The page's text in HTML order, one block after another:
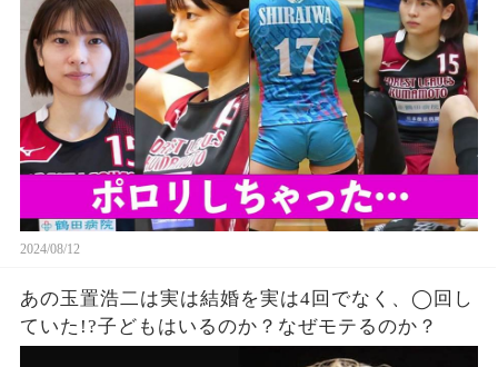
ない…
2024/08/12
あの玉置浩二は実は結婚を実は4回でなく、◯回し
ていた!?子どもはいるのか？なぜモテるのか？